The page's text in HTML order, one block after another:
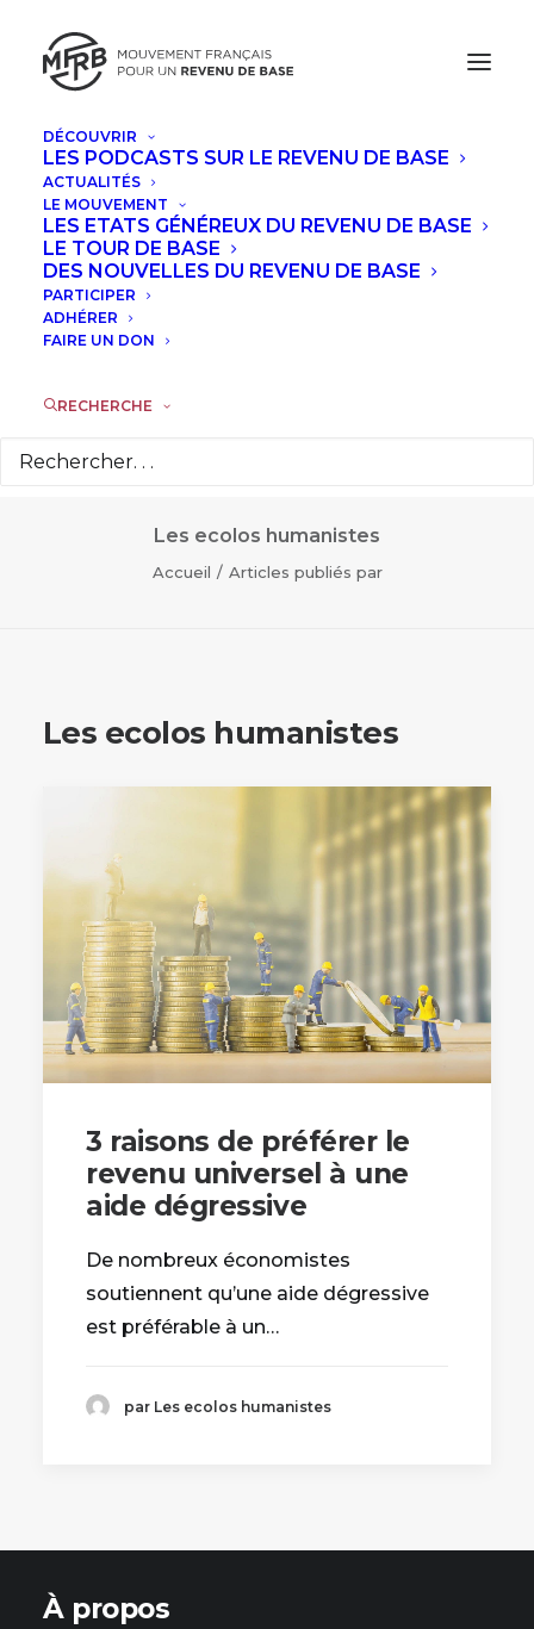
DÉCOUVRIR
LES PODCASTS SUR LE REVENU DE BASE
ACTUALITÉS
LE MOUVEMENT
LES ETATS GÉNÉREUX DU REVENU DE BASE
LE TOUR DE BASE
DES NOUVELLES DU REVENU DE BASE
PARTICIPER
ADHÉRER
FAIRE UN DON
RECHERCHE
Les Ecolos
Humanistes
Les ecolos humanistes
Accueil Articles publiés par
Les ecolos humanistes
3 raisons de préférer le
revenu universel à une
aide dégressive
De nombreux économistes
soutiennent qu’une aide dégressive
est préférable à un…
par Les ecolos humanistes
À propos